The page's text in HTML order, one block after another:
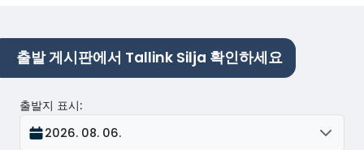
출발 게시판에서 Tallink Silja 확인하세요
출발지 표시:
2026. 08. 06.